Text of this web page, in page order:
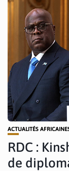
ACTUALITÉS
RDC :
de